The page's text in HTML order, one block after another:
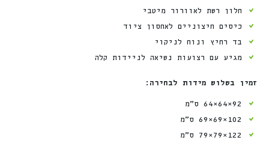
חלון רשת לאוורור מיטבי
כיסים חיצוניים לאחסון ציוד
בד רחיץ ונוח לניקוי
מגיע עם רצועות נשיאה לניידות קלה
זמין בשלוש מידות לבחירה:
92×64×64 ס”מ
102×69×69 ס”מ
122×79×79 ס”מ